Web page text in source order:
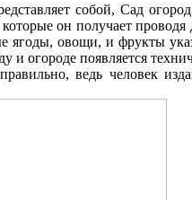
собой, Cад
он получает
овощи, и фрукты
огороде появляется
ведь человек